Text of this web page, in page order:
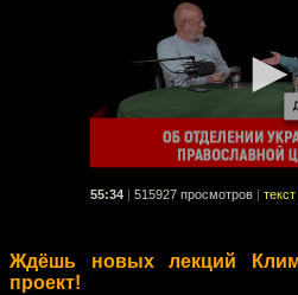
55:34 515927 просмотров текст
Ждёшь новых лекций
проект!